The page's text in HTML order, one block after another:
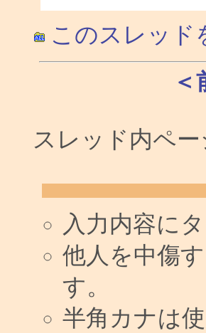
このスレッド
＜
スレッド内ペー
入力内容に
他人を中傷
す。
半角カナは